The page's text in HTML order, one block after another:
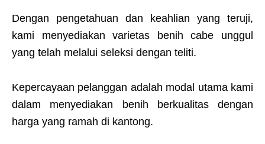
Dengan pengetahuan dan keahlian yang teruji,
kami menyediakan varietas benih cabe unggul
yang telah melalui seleksi dengan teliti.
Kepercayaan pelanggan adalah modal utama kami
dalam menyediakan benih berkualitas dengan
harga yang ramah di kantong.